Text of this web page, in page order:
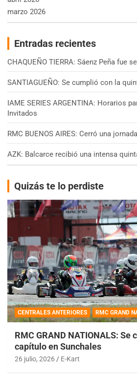
marzo 2026
Entradas recientes
CHAQUEÑO TIERRA: Sáenz Peña fue
SANTIAGUEÑO: Se cumplió con la
IAME SERIES ARGENTINA: Horarios
Invitados
RMC BUENOS AIRES: Cerró una
AZK: Balcarce recibió una intensa
Quizás te lo perdiste
CENTRALES ANTERIORES RMC GRAND
RMC GRAND NATIONALS: Se
capítulo en Sunchales
26 julio, 2026 E-Kart